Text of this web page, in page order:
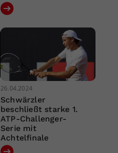
26.04.2024
Schwärzler
beschließt starke 1.
ATP-Challenger-
Serie mit
Achtelfinale